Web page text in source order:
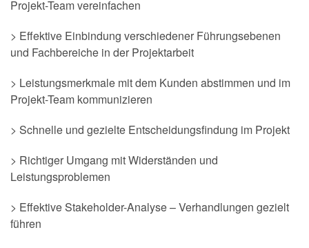
Projekt-Team vereinfachen
> Effektive Einbindung verschiedener Führungsebenen
und Fachbereiche in der Projektarbeit
> Leistungsmerkmale mit dem Kunden abstimmen und im
Projekt-Team kommunizieren
> Schnelle und gezielte Entscheidungsfindung im Projekt
> Richtiger Umgang mit Widerständen und
Leistungsproblemen
> Effektive Stakeholder-Analyse – Verhandlungen gezielt
führen